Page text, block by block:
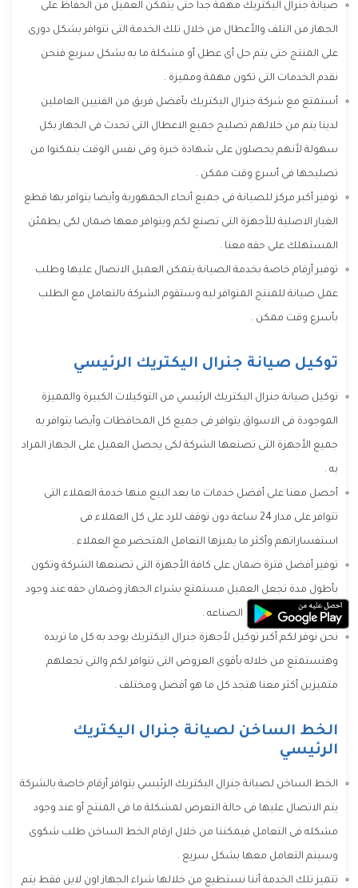
صيانة جنرال اليكتريك مهمة جدا حتى يتمكن العميل من الحفاظ على
الجهاز من التلف والأعطال من خلال تلك الخدمة التى تتوافر بشكل دورى
على المنتج حتى يتم حل أى عطل أو مشكلة ما به بشكل سريع فنحن
نقدم الخدمات التى تكون مهمة ومميزة .
أستمتع مع شركة جنرال اليكتريك بأفضل فريق من الفنيين العاملين
لدينا يتم من خلالهم تصليح جميع الاعطال التى تحدث فى الجهاز بكل
سهولة لأنهم يحصلون على شهادة خبرة وفى نفس الوقت يتمكنوا من
تصليحها فى أسرع وقت ممكن .
توفير أكبر مركز للصيانة فى جميع أنحاء الجمهورية وأيضا يتوافر بها قطع
الغيار الاصلية للأجهزة التى تصنع لكم ويتوافر معها ضمان لكى يطمئن
المستهلك على حقه معنا .
توفير أرقام خاصة بخدمة الصيانة يتمكن العميل الاتصال عليها وطلب
عمل صيانة للمنتج المتوافر ليه وستقوم الشركة بالتعامل مع الطلب
بأسرع وقت ممكن .
توكيل صيانة جنرال اليكتريك الرئيسي
توكيل صيانة جنرال اليكتريك الرئيسي من التوكيلات الكبيرة والمميزة
الموجودة فى الاسواق يتوافر فى جميع كل المحافظات وأيضا يتوافر به
جميع الأجهزة التى تصنعها الشركة لكى يحصل العميل على الجهاز المراد
به .
أحصل معنا على أفضل خدمات ما بعد البيع منها خدمة العملاء التى
تتوافر على مدار 24 ساعة دون توقف للرد على كل العملاء فى
استفساراتهم وأكثر ما يميزها التعامل المتحضر مع العملاء .
توفير أفضل فترة ضمان على كافة الأجهزة التى تصنعها الشركة وتكون
بأطول مدة تجعل العميل مستمتع بشراء الجهاز وضمان حقه عند وجود
أى مشكله ضد عيوب الصناعه .
نحن نوفر لكم أكبر توكيل لأجهزة جنرال اليكتريك يوجد به كل ما تريده
وهتستمتع من خلاله بأقوى العروض التى تتوافر لكم والتى تجعلهم
متميزين أكثر معنا هتجد كل ما هو أفضل ومختلف .
الخط الساخن لصيانة جنرال اليكتريك
الرئيسي
الخط الساخن لصيانة جنرال اليكتريك الرئيسي يتوافر أرقام خاصة بالشركة
يتم الاتصال عليها فى حالة التعرض لمشكلة ما فى المنتج أو عند وجود
مشكله فى التعامل فيمكننا من خلال ارقام الخط الساخن طلب شكوى
وسيتم التعامل معها بشكل سريع .
تتميز تلك الخدمة أننا نستطيع من خلالها شراء الجهاز اون لاين فقط يتم